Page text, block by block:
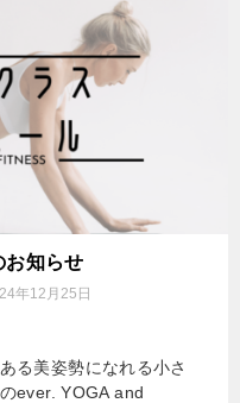
お知らせ
年12月25日
る美姿勢になれる小さ
ever. YOGA and